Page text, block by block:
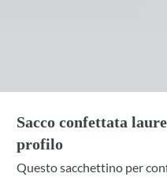
Sacco confettata
profilo
Questo sacchettino per